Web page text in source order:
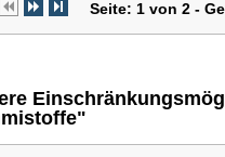
Seite: 1 von 2 -